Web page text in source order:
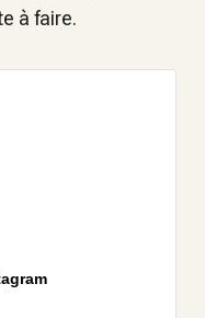
à faire.